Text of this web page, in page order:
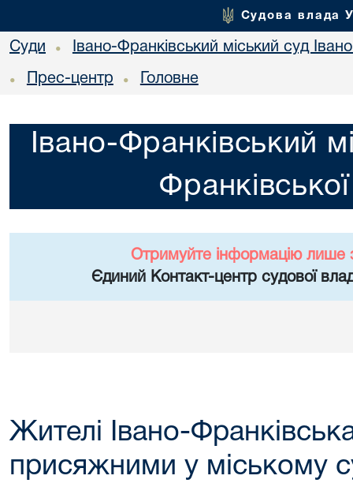
Судова влада
Суди • Івано-Франківський міський суд
• Прес-центр • Головне
Івано-Франківський
Отримуйте інформацію лише
Єдиний Контакт-центр судової
Жителі Івано-
присяжними у міському